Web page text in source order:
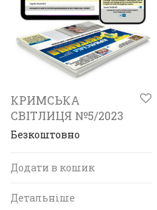
КРИМСЬКА
СВІТЛИЦЯ №5/2023
Безкоштовно
Додати в кошик
Детальніше